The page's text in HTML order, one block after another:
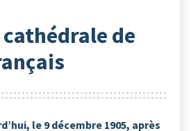
de
le 9 décembre 1905, après